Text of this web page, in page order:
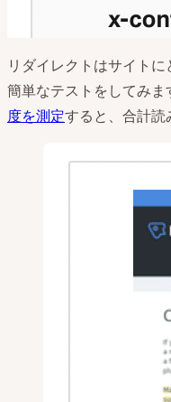
リダイレクトはサイトに
簡単なテストをしてみ
度を測定すると、合計読